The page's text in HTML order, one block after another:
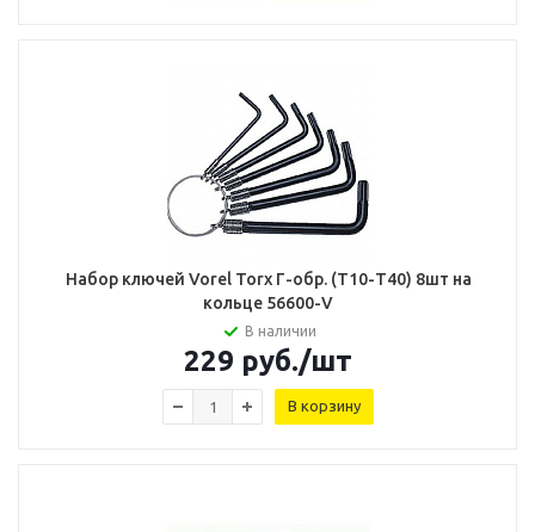
Набор ключей Vorel Torx Г-обр. (Т10-Т40) 8шт на
кольце 56600-V
В наличии
229 руб./шт
В корзину